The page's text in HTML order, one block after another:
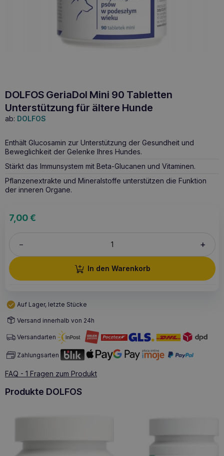
DOLFOS GeriaDol Mini 90 Tabletten
Unterstützung für ältere Hunde
ab: DOLFOS
Enthält Glucosamin zur Unterstützung der Gesundheit und
Beweglichkeit der Gelenke Ihres Hundes.
Stärkt das Immunsystem mit Beta-Glucanen und Vitaminen.
Pflanzenextrakte und Mineralstoffe unterstützen die Funktion
der inneren Organe.
7,00€
– +
In den Warenkorb
Auf Lager, letzte Stücke
Versand innerhalb von 24h
Versandarten
Zahlungsarten
FAQ - 1 Fragen zum Produkt
Produkte DOLFOS